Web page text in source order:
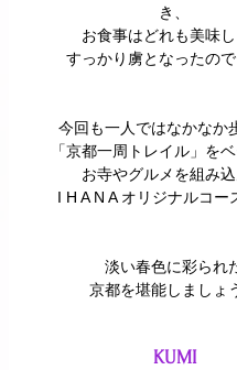
き、
お食事はどれも美味し
すっかり虜となったので
今回も一人ではなかなか
「京都一周トレイル」をベ
お寺やグルメを組み
I H A N A オリジナルコー
淡い春色に彩られ
京都を堪能しましょ
KUMI